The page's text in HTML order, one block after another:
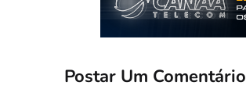
Postar Um Comentário